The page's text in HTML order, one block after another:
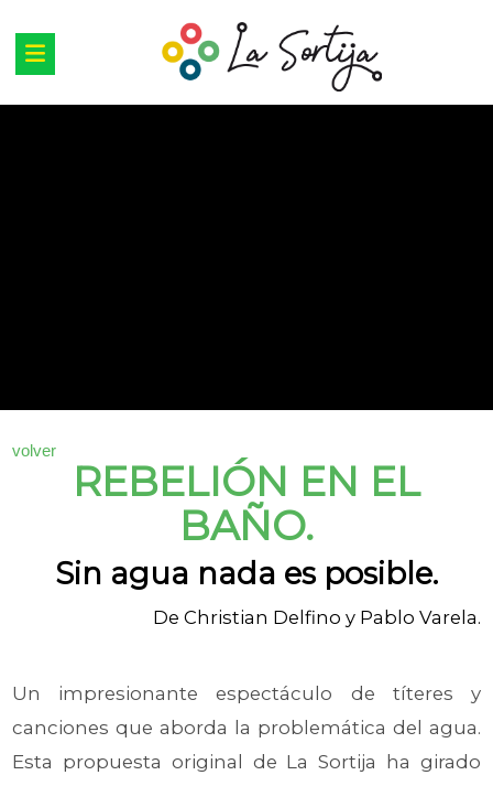
volver
REBELIÓN EN EL
BAÑO.
Sin agua nada es posible.
De Christian Delfino y Pablo Varela.
Un impresionante espectáculo de títeres y
canciones que aborda la problemática del agua.
Esta propuesta original de La Sortija ha girado